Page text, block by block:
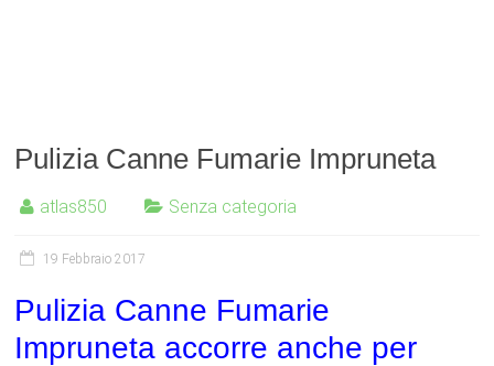
Pulizia Canne Fumarie Impruneta
atlas850 Senza categoria
19 Febbraio 2017
Pulizia Canne Fumarie
Impruneta accorre anche per